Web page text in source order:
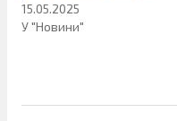
15.05.2025
У "Новини"